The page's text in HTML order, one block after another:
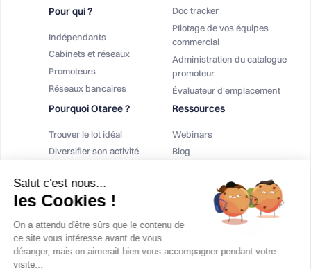
Pour qui ?
Indépendants
Cabinets et réseaux
Promoteurs
Réseaux bancaires
Doc tracker
PIlotage de vos équipes
commercial
Administration du catalogue
promoteur
Évaluateur d'emplacement
Pourquoi Otaree ?
Trouver le lot idéal
Diversifier son activité
Ressources
Webinars
Blog
FAQ Logiciel Immobilier Neuf
Salut c'est nous...
les Cookies !
On a attendu d'être sûrs que le contenu de
ce site vous intéresse avant de vous
déranger, mais on aimerait bien vous accompagner pendant votre
visite...